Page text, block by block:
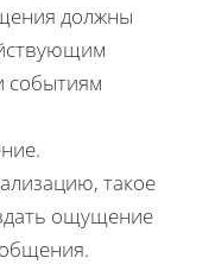
должны
событиям
такое
ощущение